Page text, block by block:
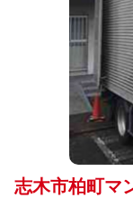
志木市柏町マ